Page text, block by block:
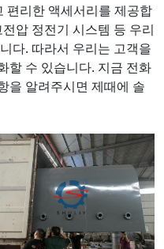
편리한 액세서리를 제공합
압 정전기 시스템 등 우리
다. 따라서 우리는 고객을
할 수 있습니다. 지금 전화
을 알려주시면 제때에 솔